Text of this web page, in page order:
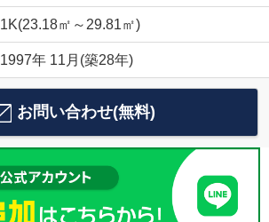
1K(23.18㎡～29.81㎡)
1997年 11月(築28年)
お問い合わせ(無料)